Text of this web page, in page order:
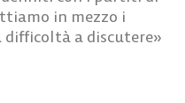
in mezzo i
a discutere»